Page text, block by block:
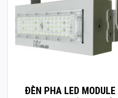
Nhiệt độ màu: 3.000K / 4.000K /
6.000K
Chỉ số hoàn màu: CRI≥70
Tuổi thọ L70: 50.000h
Hệ số công suất: >0.95
tĩnh điện
ĐÈN PHA LED MODULE